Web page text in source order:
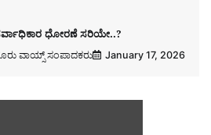
ಧೋರಣೆ ಸರಿಯೇ..?
ವಾಯ್ಸ್ ಸಂಪಾದಕರು
January 17, 2026